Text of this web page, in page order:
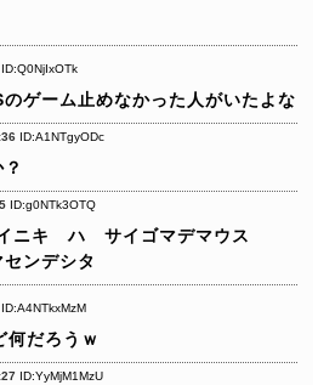
ID:Q0NjIxOTk
ゲーム止めなかった人がいたよな
ID:A1NTgyODc
ID:g0NTk3OTQ
ニキ ハ サイゴマデマウス
ンデシタ
ID:A4NTkxMzM
何だろうｗ
ID:YyMjM1MzU